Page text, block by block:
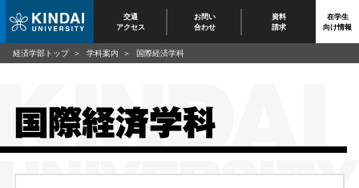
交通
アクセス
お問い
合わせ
資料
請求
在学生
向け情報
国際経済学科
経済学部トップ 学科案内 国際経済学科